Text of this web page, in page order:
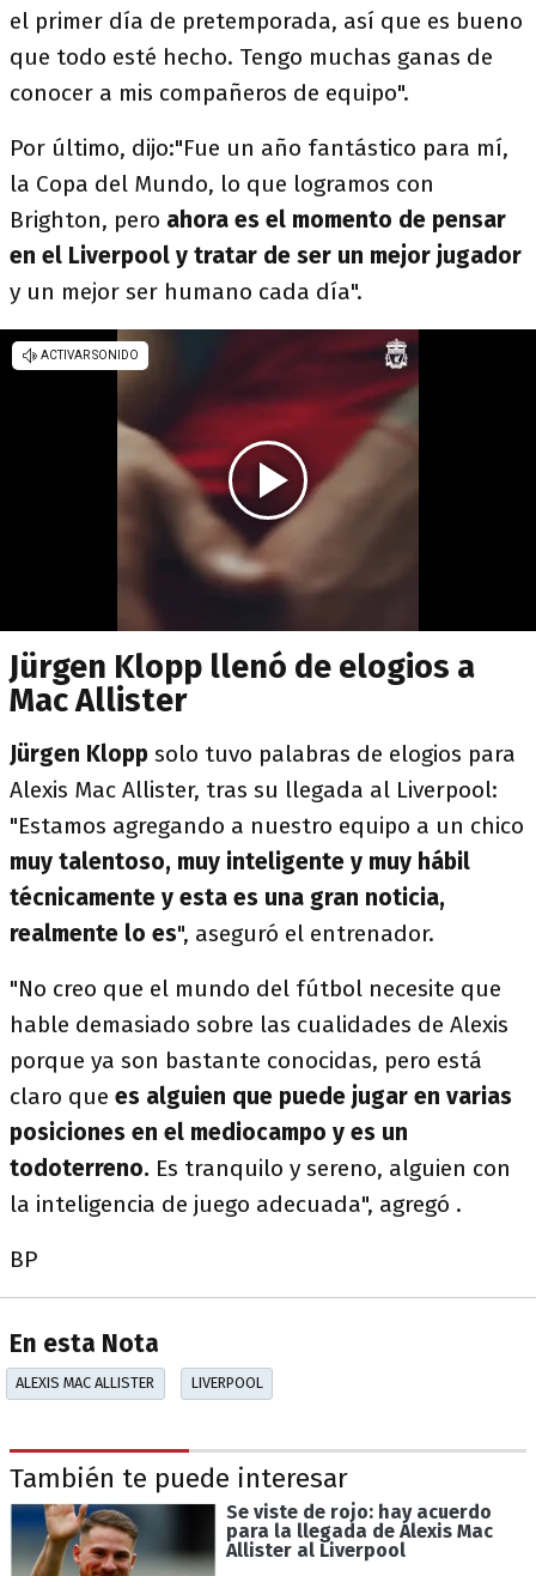
el primer día de pretemporada, así que es bueno
que todo esté hecho. Tengo muchas ganas de
conocer a mis compañeros de equipo".
Por último, dijo:"Fue un año fantástico para mí,
la Copa del Mundo, lo que logramos con
Brighton, pero ahora es el momento de pensar
en el Liverpool y tratar de ser un mejor jugador
y un mejor ser humano cada día".
Jürgen Klopp llenó de elogios a
Mac Allister
Jürgen Klopp solo tuvo palabras de elogios para
Alexis Mac Allister, tras su llegada al Liverpool:
"Estamos agregando a nuestro equipo a un chico
muy talentoso, muy inteligente y muy hábil
técnicamente y esta es una gran noticia,
realmente lo es", aseguró el entrenador.
"No creo que el mundo del fútbol necesite que
hable demasiado sobre las cualidades de Alexis
porque ya son bastante conocidas, pero está
claro que es alguien que puede jugar en varias
posiciones en el mediocampo y es un
todoterreno. Es tranquilo y sereno, alguien con
la inteligencia de juego adecuada", agregó .
BP
En esta Nota
ALEXIS MAC ALLISTER LIVERPOOL
También te puede interesar
Se viste de rojo: hay acuerdo
para la llegada de Alexis Mac
Allister al Liverpool